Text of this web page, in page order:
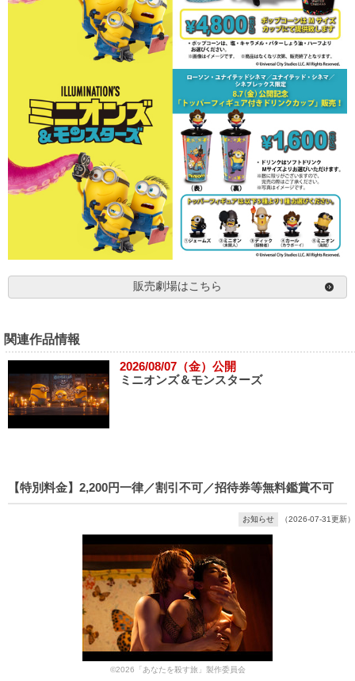
販売劇場はこちら
関連作品情報
2026/08/07（金）公開
ミニオンズ＆モンスターズ
【特別料金】2,200円一律／割引不可／招待券等無料鑑賞不可
お知らせ （2026-07-31更新）
©2026「あなたを殺す旅」製作委員会